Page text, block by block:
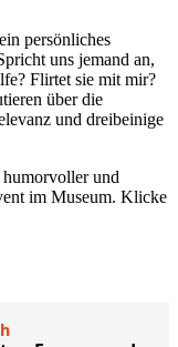
persönliches
uns jemand an,
Flirtet sie mit mir?
über die
und dreibeinige
humorvoller und
im Museum. Klicke